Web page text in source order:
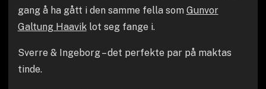
gang å ha gått i den samme fella som Gunvor
Galtung Haaviklot seg fange i.
Sverre & Ingeborg – det perfekte par på maktas
tinde.